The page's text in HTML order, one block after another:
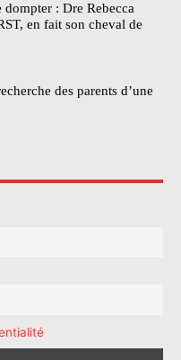
: Dre Rebecca
en fait son cheval de
des parents d’une